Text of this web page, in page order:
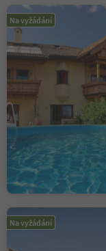
Na vyžádání
Na vyžádání